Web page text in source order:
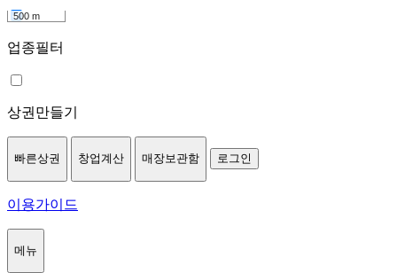
500 m
업종필터
상권만들기
빠른상권 창업계산 매장보관함 로그인
이용가이드
메뉴